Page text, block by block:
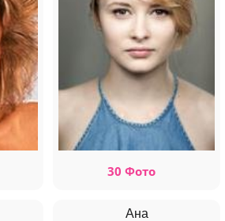
30 Фото
Ана